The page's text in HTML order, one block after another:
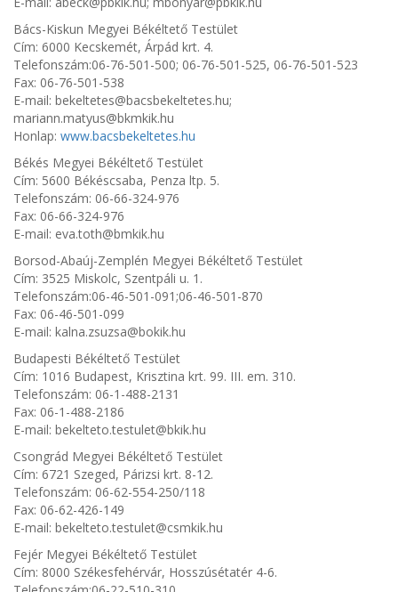
Bács-Kiskun Megyei Békéltető Testület
Cím: 6000 Kecskemét, Árpád krt. 4.
Telefonszám:06-76-501-500; 06-76-501-525, 06-76-501-523
Fax: 06-76-501-538
E-mail: bekeltetes@bacsbekeltetes.hu;
mariann.matyus@bkmkik.hu
Honlap: www.bacsbekeltetes.hu
Békés Megyei Békéltető Testület
Cím: 5600 Békéscsaba, Penza ltp. 5.
Telefonszám: 06-66-324-976
Fax: 06-66-324-976
E-mail: eva.toth@bmkik.hu
Borsod-Abaúj-Zemplén Megyei Békéltető Testület
Cím: 3525 Miskolc, Szentpáli u. 1.
Telefonszám:06-46-501-091;06-46-501-870
Fax: 06-46-501-099
E-mail: kalna.zsuzsa@bokik.hu
Budapesti Békéltető Testület
Cím: 1016 Budapest, Krisztina krt. 99. III. em. 310.
Telefonszám: 06-1-488-2131
Fax: 06-1-488-2186
E-mail: bekelteto.testulet@bkik.hu
Csongrád Megyei Békéltető Testület
Cím: 6721 Szeged, Párizsi krt. 8-12.
Telefonszám: 06-62-554-250/118
Fax: 06-62-426-149
E-mail: bekelteto.testulet@csmkik.hu
Fejér Megyei Békéltető Testület
Cím: 8000 Székesfehérvár, Hosszúsétatér 4-6.